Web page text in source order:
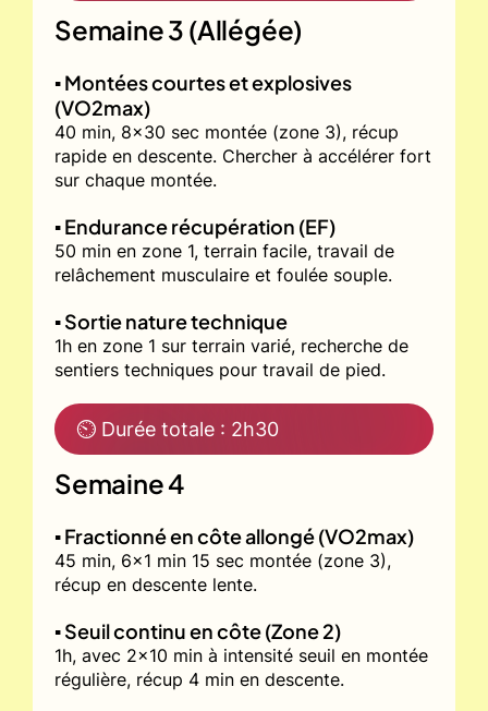
Semaine 3 (Allégée)
▪️ Montées courtes et explosives
(VO2max)
40 min, 8x30 sec montée (zone 3), récup
rapide en descente. Chercher à accélérer fort
sur chaque montée.
▪️ Endurance récupération (EF)
50 min en zone 1, terrain facile, travail de
relâchement musculaire et foulée souple.
▪️ Sortie nature technique
1h en zone 1 sur terrain varié, recherche de
sentiers techniques pour travail de pied.
⏲ Durée totale : 2h30
Semaine 4
▪️ Fractionné en côte allongé (VO2max)
45 min, 6x1 min 15 sec montée (zone 3),
récup en descente lente.
▪️ Seuil continu en côte (Zone 2)
1h, avec 2x10 min à intensité seuil en montée
régulière, récup 4 min en descente.